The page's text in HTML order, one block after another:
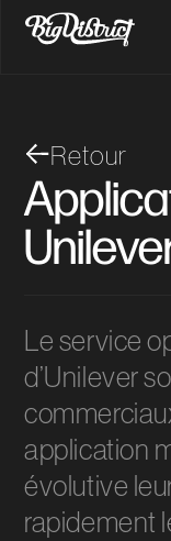
Retour
Le service
d’Unilever
application
évolutive
rapidement